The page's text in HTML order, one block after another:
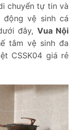
chuyển tự tin và
vệ sinh cá
đây, Vua Nội
tắm vệ sinh đa
CSSK04 giá rẻ